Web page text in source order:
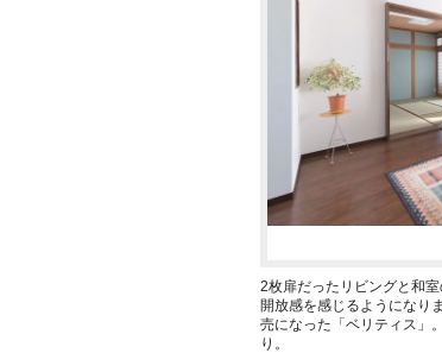
2枚扉だったリビングと和
開放感を感じるようになり
売になった「ベリティス」
り。